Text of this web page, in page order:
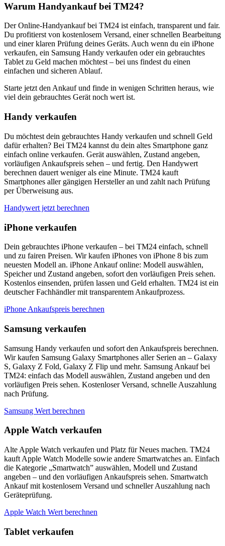
Warum Handyankauf bei TM24?
Der Online-Handyankauf bei TM24 ist einfach, transparent und fair.
Du profitierst von kostenlosem Versand, einer schnellen Bearbeitung
und einer klaren Prüfung deines Geräts. Auch wenn du ein iPhone
verkaufen, ein Samsung Handy verkaufen oder ein gebrauchtes
Tablet zu Geld machen möchtest – bei uns findest du einen
einfachen und sicheren Ablauf.
Starte jetzt den Ankauf und finde in wenigen Schritten heraus, wie
viel dein gebrauchtes Gerät noch wert ist.
Handy verkaufen
Du möchtest dein gebrauchtes Handy verkaufen und schnell Geld
dafür erhalten? Bei TM24 kannst du dein altes Smartphone ganz
einfach online verkaufen. Gerät auswählen, Zustand angeben,
vorläufigen Ankaufspreis sehen – und fertig. Den Handywert
berechnen dauert weniger als eine Minute. TM24 kauft
Smartphones aller gängigen Hersteller an und zahlt nach Prüfung
per Überweisung aus.
Handywert jetzt berechnen
iPhone verkaufen
Dein gebrauchtes iPhone verkaufen – bei TM24 einfach, schnell
und zu fairen Preisen. Wir kaufen iPhones von iPhone 8 bis zum
neuesten Modell an. iPhone Ankauf online: Modell auswählen,
Speicher und Zustand angeben, sofort den vorläufigen Preis sehen.
Kostenlos einsenden, prüfen lassen und Geld erhalten. TM24 ist ein
deutscher Fachhändler mit transparentem Ankaufprozess.
iPhone Ankaufspreis berechnen
Samsung verkaufen
Samsung Handy verkaufen und sofort den Ankaufspreis berechnen.
Wir kaufen Samsung Galaxy Smartphones aller Serien an – Galaxy
S, Galaxy Z Fold, Galaxy Z Flip und mehr. Samsung Ankauf bei
TM24: einfach das Modell auswählen, Zustand angeben und den
vorläufigen Preis sehen. Kostenloser Versand, schnelle Auszahlung
nach Prüfung.
Samsung Wert berechnen
Apple Watch verkaufen
Alte Apple Watch verkaufen und Platz für Neues machen. TM24
kauft Apple Watch Modelle sowie andere Smartwatches an. Einfach
die Kategorie „Smartwatch” auswählen, Modell und Zustand
angeben – und den vorläufigen Ankaufspreis sehen. Smartwatch
Ankauf mit kostenlosem Versand und schneller Auszahlung nach
Geräteprüfung.
Apple Watch Wert berechnen
Tablet verkaufen